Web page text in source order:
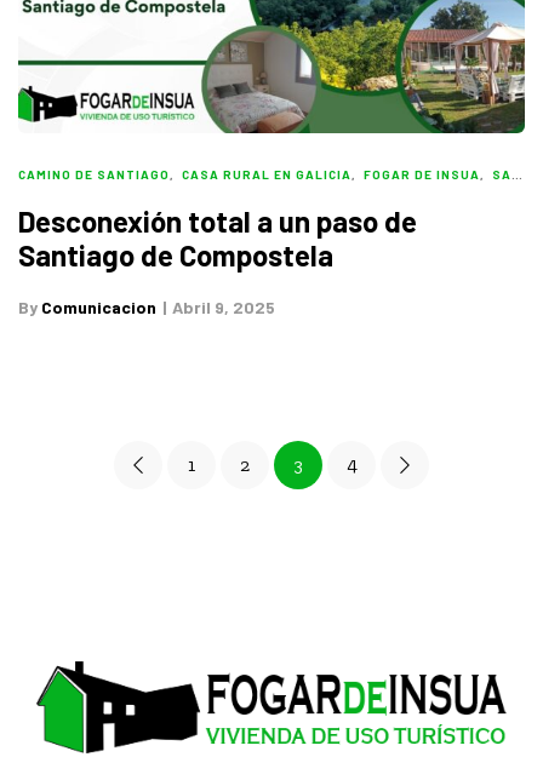
CAMINO DE SANTIAGO CASA RURAL EN GALICIA FOGAR DE INSUA SANTIAGO DE COMPOSTELA
Desconexión total a un paso de
Santiago de Compostela
By Comunicacion Abril 9, 2025
1 2 3 4